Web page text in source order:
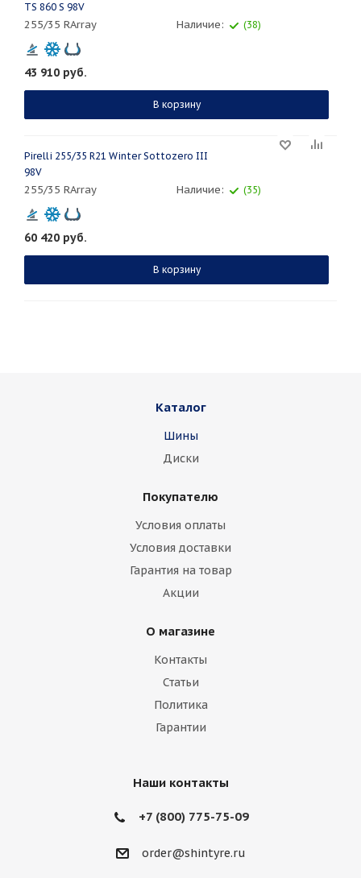
TS 860 S 98V
255/35 RArray Наличие: (38)
43 910 руб.
В корзину
Pirelli 255/35 R21 Winter Sottozero III
98V
255/35 RArray Наличие: (35)
60 420 руб.
В корзину
Каталог
Шины
Диски
Покупателю
Условия оплаты
Условия доставки
Гарантия на товар
Акции
О магазине
Контакты
Статьи
Политика
Гарантии
Наши контакты
+7 (800) 775-75-09
order@shintyre.ru